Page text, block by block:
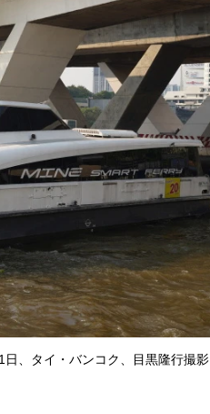
、タイ・バンコク、目黒隆行撮影